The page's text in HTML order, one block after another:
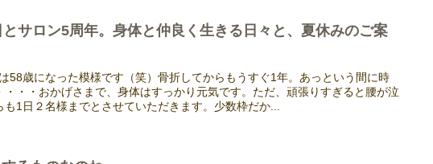
サロン5周年。身体と仲良く生きる日々と、夏休みのご案
58歳になった模様です（笑）骨折してからもうすぐ1年。あっという間に時
・・・おかげさまで、身体はすっかり元気です。ただ、頑張りすぎると腰が泣
も1日２名様までとさせていただきます。少数枠だか...